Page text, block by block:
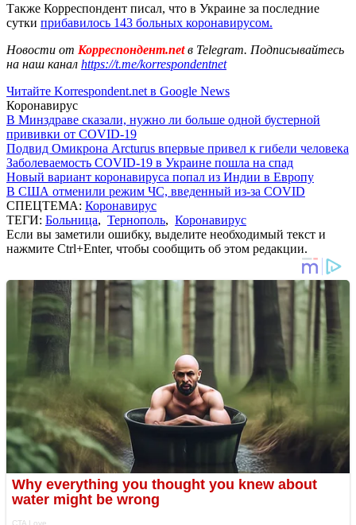
Также Корреспондент писал, что в Украине за последние
сутки прибавилось 143 больных коронавирусом.
Новости от Корреспондент.netв Telegram. Подписывайтесь
на наш канал https://t.me/korrespondentnet
Читайте Korrespondent.net в Google News
Коронавирус
В Минздраве сказали, нужно ли больше одной бустерной
прививки от COVID-19
Подвид Омикрона Arcturus впервые привел к гибели человека
Заболеваемость COVID-19 в Украине пошла на спад
Новый вариант коронавируса попал из Индии в Европу
В США отменили режим ЧС, введенный из-за COVID
СПЕЦТЕМА: Коронавирус
ТЕГИ: Больница, Тернополь, Коронавирус
Если вы заметили ошибку, выделите необходимый текст и
нажмите Ctrl+Enter, чтобы сообщить об этом редакции.